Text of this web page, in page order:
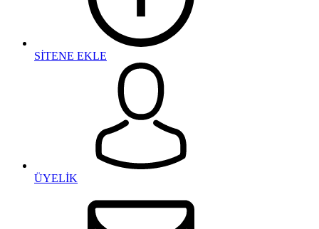
SİTENE EKLE
ÜYELİK